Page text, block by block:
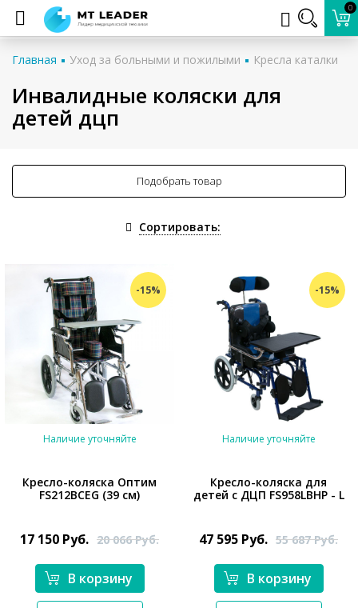
0
Главная Уход за больными и пожилыми Кресла каталки
Инвалидные коляски для
детей дцп
Подобрать товар
Сортировать:
-15%
Наличие уточняйте
Кресло-коляска Оптим
FS212BCEG (39 см)
17 150 Руб. 20 066Руб.
В корзину
-15%
Наличие уточняйте
Кресло-коляска для
детей с ДЦП FS958LBHP - L
47 595 Руб. 55 687Руб.
В корзину